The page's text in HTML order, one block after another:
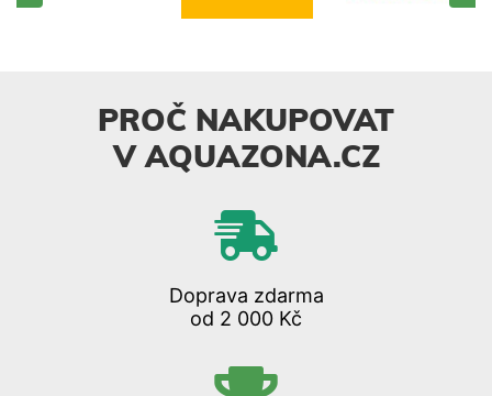
PROČ NAKUPOVAT
V AQUAZONA.CZ
Doprava zdarma
od 2 000 Kč